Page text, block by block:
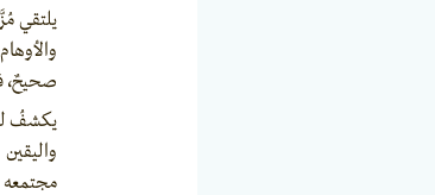
يلتقي
صحيحٌ،
يكشفُ
مجتمعه